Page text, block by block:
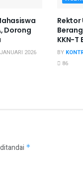
Dorong
2026
Rektor
KKN-T
BY
86
*